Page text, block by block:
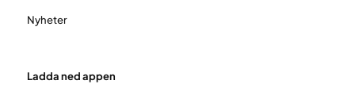
Nyheter
Ladda ned appen